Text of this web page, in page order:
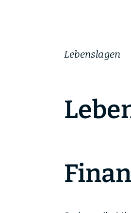
Lebenslagen